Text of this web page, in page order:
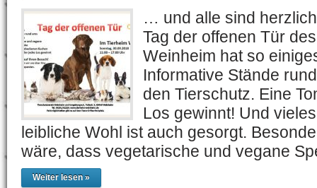
… und alle sind
Tag der offenen Tür
Weinheim hat so
Informative Stände
den Tierschutz. Eine
Los gewinnt! Und
leibliche Wohl ist auch gesorgt.
wäre, dass vegetarische und vegane
Weiter lesen »